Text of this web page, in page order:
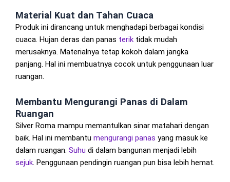
Material Kuat dan Tahan Cuaca
Produk ini dirancang untuk menghadapi berbagai kondisi
cuaca. Hujan deras dan panas terik tidak mudah
merusaknya. Materialnya tetap kokoh dalam jangka
panjang. Hal ini membuatnya cocok untuk penggunaan luar
ruangan.
Membantu Mengurangi Panas di Dalam
Ruangan
Silver Roma mampu memantulkan sinar matahari dengan
baik. Hal ini membantu mengurangi panas yang masuk ke
dalam ruangan. Suhu di dalam bangunan menjadi lebih
sejuk. Penggunaan pendingin ruangan pun bisa lebih hemat.